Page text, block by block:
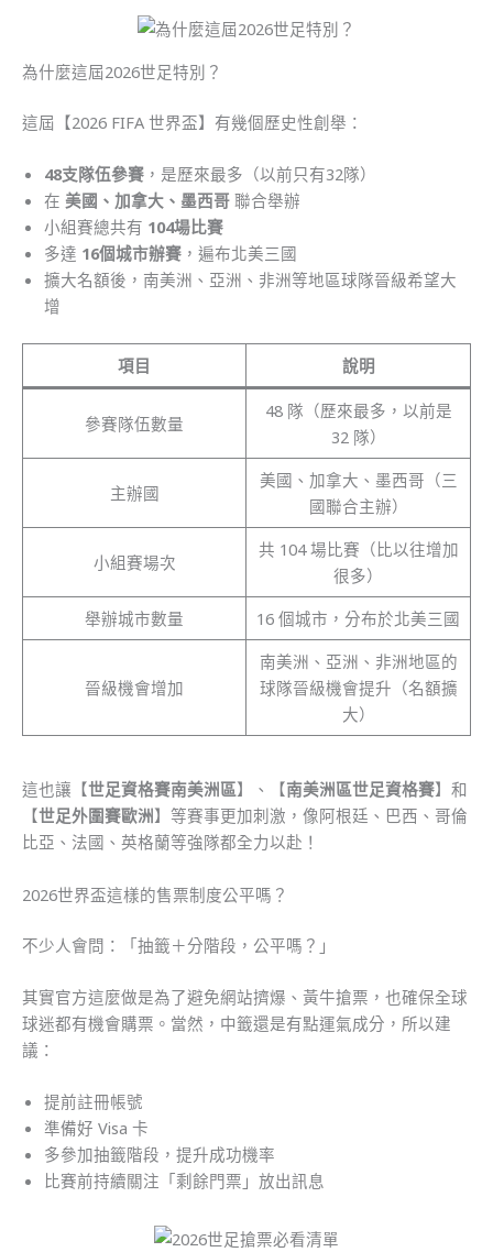
為什麼這屆2026世足特別？
這屆【2026 FIFA 世界盃】有幾個歷史性創舉：
48支隊伍參賽 ，是歷來最多（以前只有32隊）
在 美國、加拿大、墨西哥 聯合舉辦
小組賽總共有 104場比賽
多達 16個城市辦賽 ，遍布北美三國
擴大名額後，南美洲、亞洲、非洲等地區球隊晉級希望大
增
項目 說明
參賽隊伍數量
48 隊（歷來最多，以前是
32 隊）
主辦國
美國、加拿大、墨西哥（三
國聯合主辦）
小組賽場次
共 104 場比賽（比以往增加
很多）
舉辦城市數量
16 個城市，分布於北美三國
晉級機會增加
南美洲、亞洲、非洲地區的
球隊晉級機會提升（名額擴
大）
這也讓【世足資格賽南美洲區】、【南美洲區世足資格賽】和
【世足外圍賽歐洲】等賽事更加刺激，像阿根廷、巴西、哥倫
比亞、法國、英格蘭等強隊都全力以赴！
2026世界盃這樣的售票制度公平嗎？
不少人會問：「抽籤＋分階段，公平嗎？」
其實官方這麼做是為了避免網站擠爆、黃牛搶票，也確保全球
球迷都有機會購票。當然，中籤還是有點運氣成分，所以建
議：
提前註冊帳號
準備好 Visa 卡
多參加抽籤階段，提升成功機率
比賽前持續關注「剩餘門票」放出訊息